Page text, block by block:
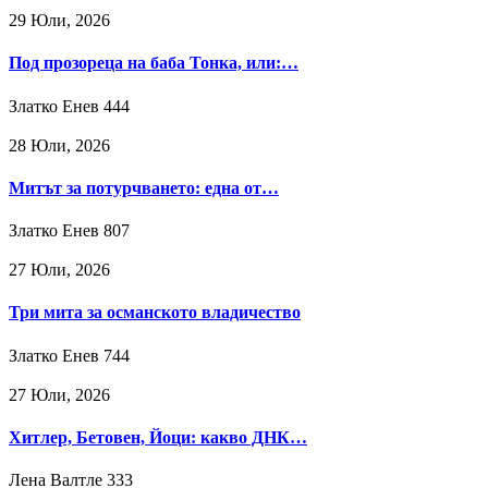
29 Юли, 2026
Под прозореца на баба Тонка, или:…
Златко Енев 444
28 Юли, 2026
Митът за потурчването: една от…
Златко Енев 807
27 Юли, 2026
Три мита за османското владичество
Златко Енев 744
27 Юли, 2026
Хитлер, Бетовен, Йоци: какво ДНК…
Лена Валтле 333